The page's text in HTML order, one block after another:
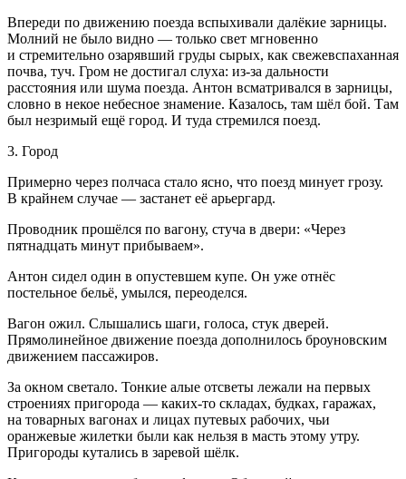
Впереди по движению поезда вспыхивали далёкие зарницы.
Молний не было видно — только свет мгновенно
и стремительно озарявший груды сырых, как свежевспаханная
почва, туч. Гром не достигал слуха: из-за дальности
расстояния или шума поезда. Антон всматривался в зарницы,
словно в некое небесное знамение. Казалось, там шёл бой. Там
был незримый ещё город. И туда стремился поезд.
3. Город
Примерно через полчаса стало ясно, что поезд минует грозу.
В крайнем случае — застанет её арьергард.
Проводник прошёлся по вагону, стуча в двери: «Через
пятнадцать минут прибываем».
Антон сидел один в опустевшем купе. Он уже отнёс
постельное бельё, умылся, переоделся.
Вагон ожил. Слышались шаги, голоса, стук дверей.
Прямолинейное движение поезда дополнилось броуновским
движением пассажиров.
За окном светало. Тонкие алые отсветы лежали на первых
строениях пригорода — каких-то складах, будках, гаражах,
на товарных вагонах и лицах путевых рабочих, чьи
оранжевые жилетки были как нельзя в масть этому утру.
Пригороды кутались в заревой шёлк.